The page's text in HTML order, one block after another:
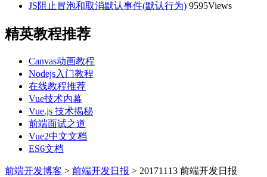
JS阻止冒泡和取消默认事件(默认行为) 9595Views
精英教程推荐
Canvas动画教程
Nodejs入门教程
在线教程推荐
Vue技术内幕
Vue.js 技术揭秘
前端面试之道
Vue2中文文档
ES6文档
前端开发博客 > 前端开发日报 > 20171113 前端开发日报